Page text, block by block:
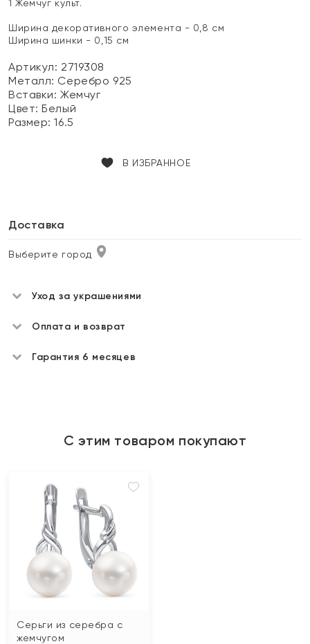
1 Жемчуг культ.
Ширина декоративного элемента - 0,8 см
Ширина шинки - 0,15 см
Артикул: 2719308
Металл: Серебро 925
Вставки:Жемчуг
Цвет:Белый
Размер:16.5
В ИЗБРАННОЕ
Доставка
Выберите город
Уход за украшениями
Оплата и возврат
Гарантия 6 месяцев
С этим товаром покупают
Серьги из серебра с
жемчугом